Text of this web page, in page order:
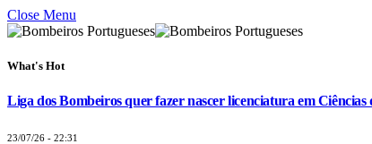
Close Menu
What's Hot
Liga dos Bombeiros quer fazer nascer licenciatura em
23/07/26 - 22:31